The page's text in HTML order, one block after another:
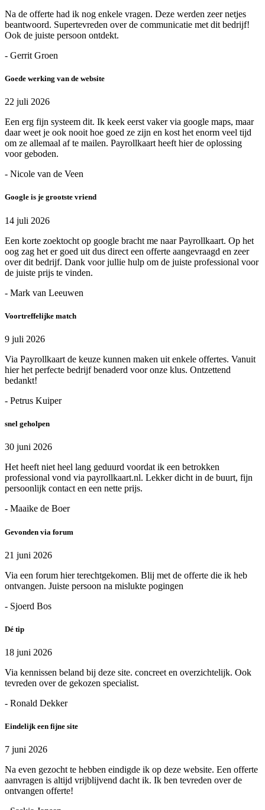
Na de offerte had ik nog enkele vragen. Deze werden zeer netjes
beantwoord. Supertevreden over de communicatie met dit bedrijf!
Ook de juiste persoon ontdekt.
- Gerrit Groen
Goede werking van de website
22 juli 2026
Een erg fijn systeem dit. Ik keek eerst vaker via google maps, maar
daar weet je ook nooit hoe goed ze zijn en kost het enorm veel tijd
om ze allemaal af te mailen. Payrollkaart heeft hier de oplossing
voor geboden.
- Nicole van de Veen
Google is je grootste vriend
14 juli 2026
Een korte zoektocht op google bracht me naar Payrollkaart. Op het
oog zag het er goed uit dus direct een offerte aangevraagd en zeer
over dit bedrijf. Dank voor jullie hulp om de juiste professional voor
de juiste prijs te vinden.
- Mark van Leeuwen
Voortreffelijke match
9 juli 2026
Via Payrollkaart de keuze kunnen maken uit enkele offertes. Vanuit
hier het perfecte bedrijf benaderd voor onze klus. Ontzettend
bedankt!
- Petrus Kuiper
snel geholpen
30 juni 2026
Het heeft niet heel lang geduurd voordat ik een betrokken
professional vond via payrollkaart.nl. Lekker dicht in de buurt, fijn
persoonlijk contact en een nette prijs.
- Maaike de Boer
Gevonden via forum
21 juni 2026
Via een forum hier terechtgekomen. Blij met de offerte die ik heb
ontvangen. Juiste persoon na mislukte pogingen
- Sjoerd Bos
Dé tip
18 juni 2026
Via kennissen beland bij deze site. concreet en overzichtelijk. Ook
tevreden over de gekozen specialist.
- Ronald Dekker
Eindelijk een fijne site
7 juni 2026
Na even gezocht te hebben eindigde ik op deze website. Een offerte
aanvragen is altijd vrijblijvend dacht ik. Ik ben tevreden over de
ontvangen offerte!